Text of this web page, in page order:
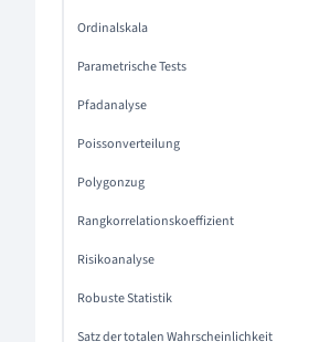
Ordinalskala
Parametrische Tests
Pfadanalyse
Poissonverteilung
Polygonzug
Rangkorrelationskoeffizient
Risikoanalyse
Robuste Statistik
Satz der totalen Wahrscheinlichkeit